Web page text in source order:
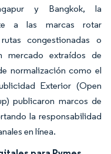
y Bangkok, la
a las marcas rotar
congestionadas o
mercado extraídos de
normalización como el
Exterior (Open
publicaron marcos de
la responsabilidad
en línea.